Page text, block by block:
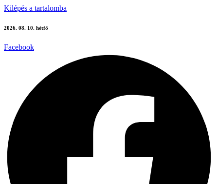
Kilépés a tartalomba
2026. 08. 10. hétfő
Facebook